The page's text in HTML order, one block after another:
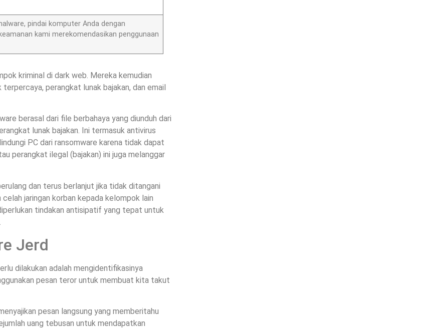
pindai komputer Anda dengan
kami merekomendasikan penggunaan
kriminal di dark web. Mereka kemudian
perangkat lunak bajakan, dan email
berasal dari file berbahaya yang diunduh dari
lunak bajakan. Ini termasuk antivirus
PC dari ransomware karena tidak dapat
perangkat ilegal (bajakan) ini juga melanggar
dan terus berlanjut jika tidak ditangani
jaringan korban kepada kelompok lain
tindakan antisipatif yang tepat untuk
Jerd
dilakukan adalah mengidentifikasinya
pesan teror untuk membuat kita takut
pesan langsung yang memberitahu
uang tebusan untuk mendapatkan